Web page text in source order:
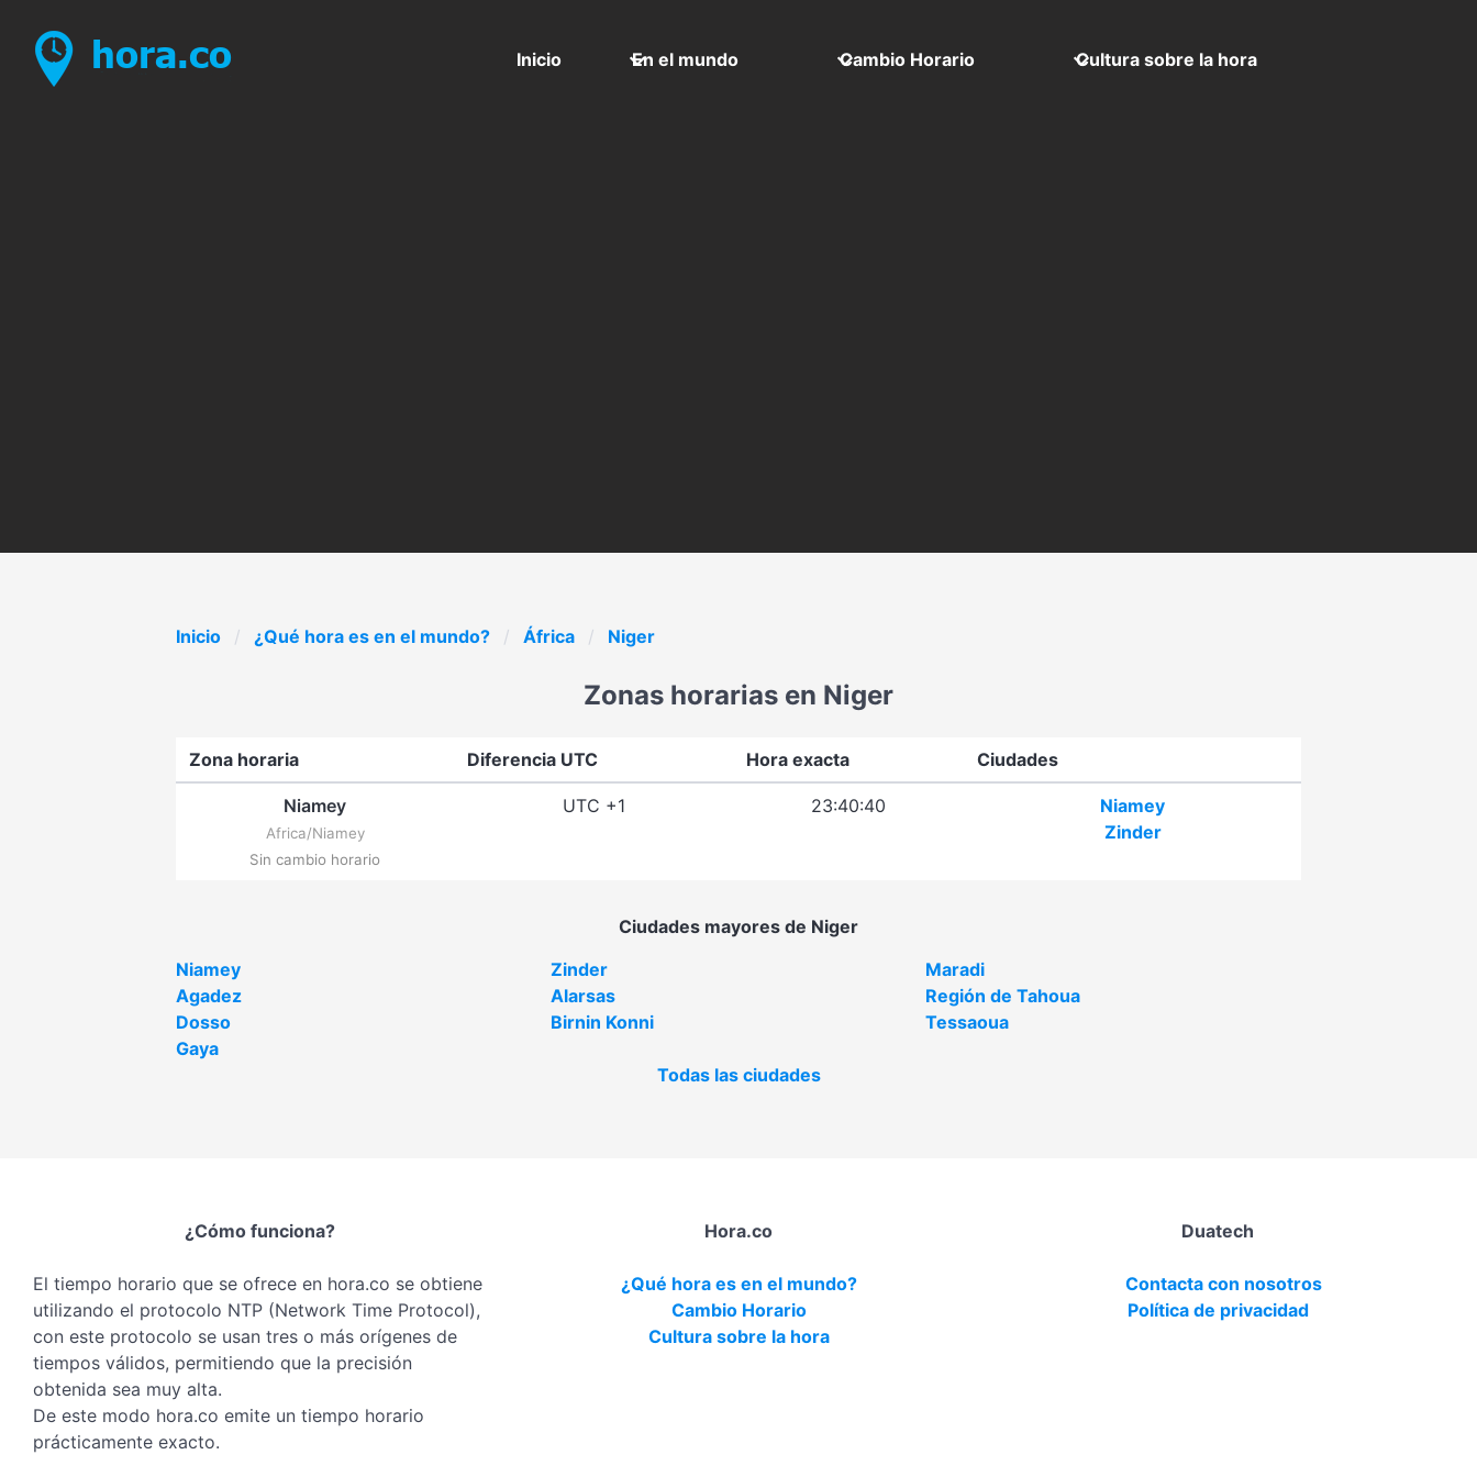
Inicio En el mundo Cambio Horario Cultura sobre la hora
Inicio ¿Qué hora es en el mundo? África Niger
Zonas horarias en Niger
Zona horaria Diferencia UTC Hora exacta Ciudades
Niamey
Africa/Niamey
Sin cambio horario
UTC +1 23:40:40
Niamey
Zinder
Ciudades mayores de Niger
Niamey
Zinder
Maradi
Agadez
Alarsas
Región de Tahoua
Dosso
Birnin Konni
Tessaoua
Gaya
Todas las ciudades
¿Cómo funciona?
El tiempo horario que se ofrece en hora.co se obtiene
utilizando el protocolo NTP (Network Time Protocol),
con este protocolo se usan tres o más orígenes de
tiempos válidos, permitiendo que la precisión
obtenida sea muy alta.
De este modo hora.co emite un tiempo horario
prácticamente exacto.
Hora.co
¿Qué hora es en el mundo?
Cambio Horario
Cultura sobre la hora
Duatech
Contacta con nosotros
Política de privacidad